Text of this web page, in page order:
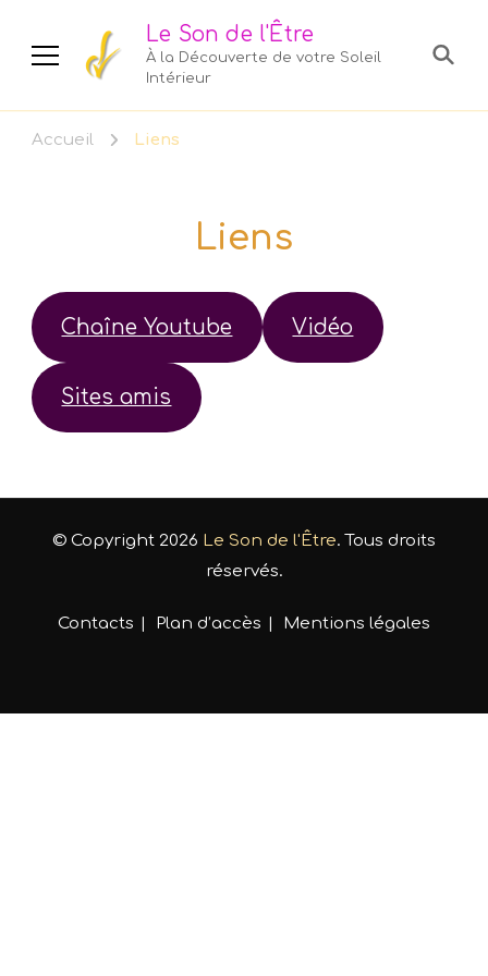
Le Son de l'Être
À la Découverte de votre Soleil
Intérieur
Accueil Liens
Liens
Chaîne Youtube Vidéo
Sites amis
© Copyright 2026 Le Son de l'Être. Tous droits
réservés.
Contacts Plan d’accès Mentions légales